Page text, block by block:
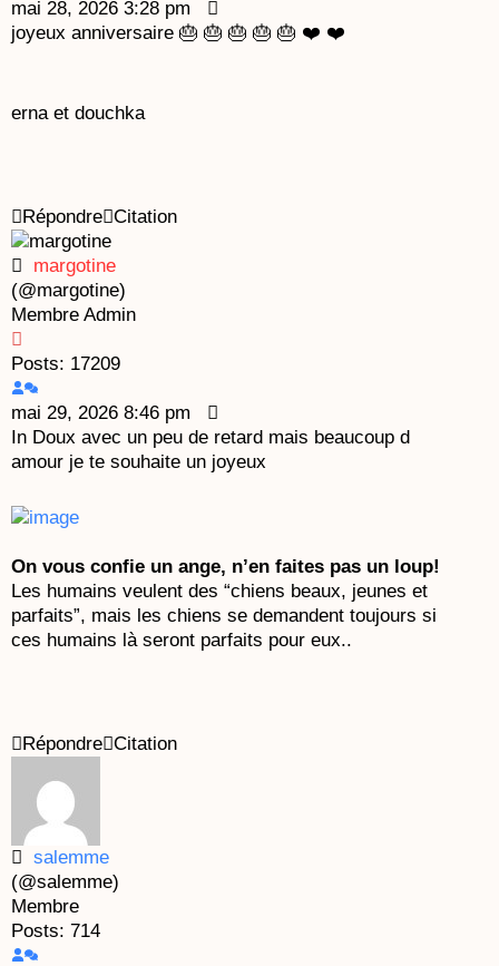
mai 28, 2026 3:28 pm
joyeux anniversaire 🎂 🎂 🎂 🎂 🎂 ❤️ ❤️
erna et douchka
Répondre Citation
margotine
(@margotine)
Membre Admin
Posts: 17209
mai 29, 2026 8:46 pm
In Doux avec un peu de retard mais beaucoup d
amour je te souhaite un joyeux
On vous confie un ange, n’en faites pas un loup!
Les humains veulent des “chiens beaux, jeunes et
parfaits”, mais les chiens se demandent toujours si
ces humains là seront parfaits pour eux..
Répondre Citation
salemme
(@salemme)
Membre
Posts: 714